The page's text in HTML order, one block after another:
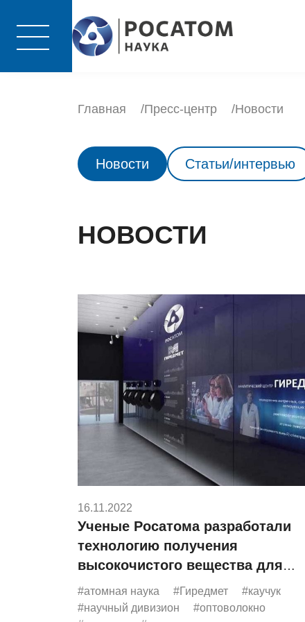
Главная Пресс-центр Новости
Новости Статьи/интервью
НОВОСТИ
16.11.2022
Ученые Росатома разработали
технологию получения
высокочистого вещества для
создания оптоволокна,
полупроводников и резины
#атомная наука #Гиредмет
#каучук
#научный дивизион
#оптоволокно